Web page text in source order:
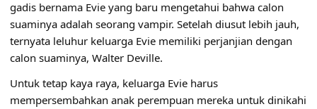
gadis bernama Evie yang baru mengetahui bahwa calon
suaminya adalah seorang vampir. Setelah diusut lebih jauh,
ternyata leluhur keluarga Evie memiliki perjanjian dengan
calon suaminya, Walter Deville.
Untuk tetap kaya raya, keluarga Evie harus
mempersembahkan anak perempuan mereka untuk dinikahi